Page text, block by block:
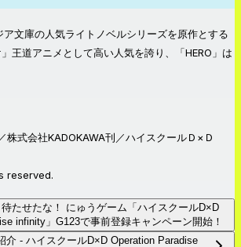
ア文庫の人気ライトノベルシリーズを原作とする
王道アニメとして高い人気を誇り、「HERO」は
式会社KADOKAWA刊／ハイスクールＤ×Ｄ
reserved.
たせたな！ にゅうゲーム「ハイスクールD×D
infinity」G123で事前登録キャンペーン開始！
介 - ハイスクールD×D Operation Paradise